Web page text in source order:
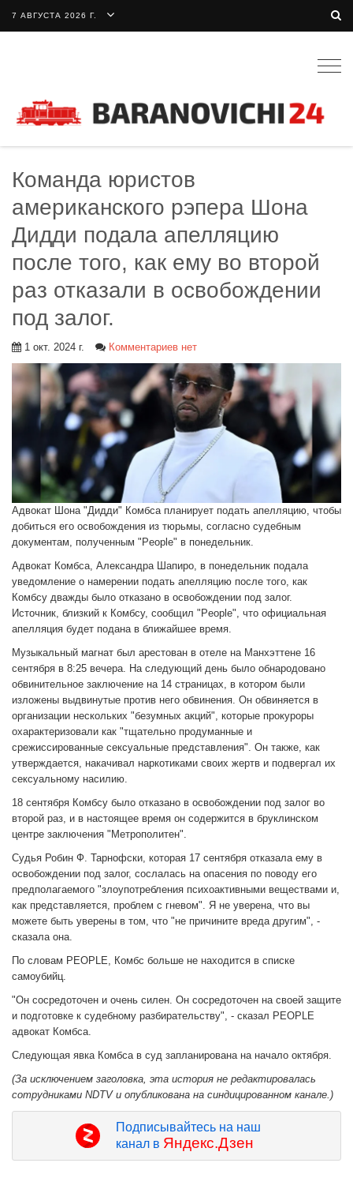
7 АВГУСТА 2026 Г.
Команда юристов
американского рэпера Шона
Дидди подала апелляцию
после того, как ему во второй
раз отказали в освобождении
под залог.
1 окт. 2024 г. Комментариев нет
Адвокат Шона "Дидди" Комбса планирует подать апелляцию, чтобы
добиться его освобождения из тюрьмы, согласно судебным
документам, полученным "People" в понедельник.
Адвокат Комбса, Александра Шапиро, в понедельник подала
уведомление о намерении подать апелляцию после того, как
Комбсу дважды было отказано в освобождении под залог.
Источник, близкий к Комбсу, сообщил "People", что официальная
апелляция будет подана в ближайшее время.
Музыкальный магнат был арестован в отеле на Манхэттене 16
сентября в 8:25 вечера. На следующий день было обнародовано
обвинительное заключение на 14 страницах, в котором были
изложены выдвинутые против него обвинения. Он обвиняется в
организации нескольких "безумных акций", которые прокуроры
охарактеризовали как "тщательно продуманные и
срежиссированные сексуальные представления". Он также, как
утверждается, накачивал наркотиками своих жертв и подвергал их
сексуальному насилию.
18 сентября Комбсу было отказано в освобождении под залог во
второй раз, и в настоящее время он содержится в бруклинском
центре заключения "Метрополитен".
Судья Робин Ф. Тарнофски, которая 17 сентября отказала ему в
освобождении под залог, сослалась на опасения по поводу его
предполагаемого "злоупотребления психоактивными веществами и,
как представляется, проблем с гневом". Я не уверена, что вы
можете быть уверены в том, что "не причините вреда другим", -
сказала она.
По словам PEOPLE, Комбс больше не находится в списке
самоубийц.
"Он сосредоточен и очень силен. Он сосредоточен на своей защите
и подготовке к судебному разбирательству", - сказал PEOPLE
адвокат Комбса.
Следующая явка Комбса в суд запланирована на начало октября.
(За исключением заголовка, эта история не редактировалась
сотрудниками NDTV и опубликована на синдицированном канале.)
Подписывайтесь на наш
канал в Яндекс.Дзен